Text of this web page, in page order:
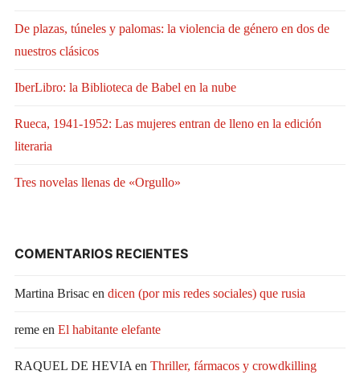
De plazas, túneles y palomas: la violencia de género en dos de
nuestros clásicos
IberLibro: la Biblioteca de Babel en la nube
Rueca, 1941-1952: Las mujeres entran de lleno en la edición
literaria
Tres novelas llenas de «Orgullo»
COMENTARIOS RECIENTES
Martina Brisacen dicen (por mis redes sociales) que rusia
remeen El habitante elefante
RAQUEL DE HEVIAen Thriller, fármacos y crowdkilling